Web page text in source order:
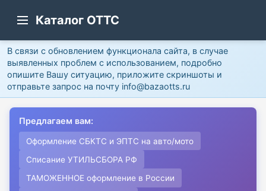
Каталог ОТТС
В связи с обновлением функционала сайта, в случае
выявленных проблем с использованием, подробно
опишите Вашу ситуацию, приложите скриншоты и
отправьте запрос на почту info@bazaotts.ru
Предлагаем вам:
Оформление СБКТС и ЭПТС на авто/мото
Списание УТИЛЬСБОРА РФ
ТАМОЖЕННОЕ оформление в России